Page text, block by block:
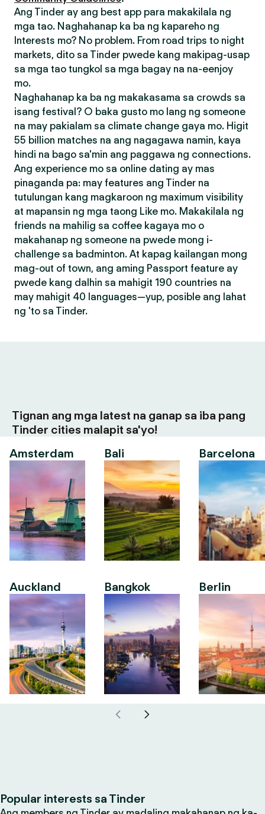
Ang Tinder ay ang best app para makakilala ng
mga tao. Naghahanap ka ba ng kapareho ng
Interests mo? No problem. From road trips to night
markets, dito sa Tinder pwede kang makipag-usap
sa mga tao tungkol sa mga bagay na na-eenjoy
mo.
Naghahanap ka ba ng makakasama sa crowds sa
isang festival? O baka gusto mo lang ng someone
na may pakialam sa climate change gaya mo. Higit
55 billion matches na ang nagagawa namin, kaya
hindi na bago sa'min ang paggawa ng connections.
Ang experience mo sa online dating ay mas
pinaganda pa: may features ang Tinder na
tutulungan kang magkaroon ng maximum visibility
at mapansin ng mga taong Like mo. Makakilala ng
friends na mahilig sa coffee kagaya mo o
makahanap ng someone na pwede mong i-
challenge sa badminton. At kapag kailangan mong
mag-out of town, ang aming Passport feature ay
pwede kang dalhin sa mahigit 190 countries na
may mahigit 40 languages—yup, posible ang lahat
ng 'to sa Tinder.
Tignan ang mga latest na ganap sa iba pang
Tinder cities malapit sa'yo!
Amsterdam
Auckland
Bali
Bangkok
Barcelona
Berlin
Popular interests sa Tinder